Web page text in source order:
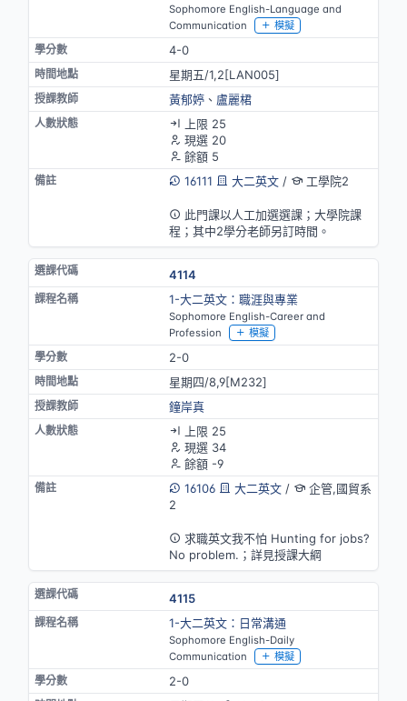
Sophomore English-Language and
Communication
模擬
4-0
星期五/1,2[LAN005]
黃郁婷、 盧麗桾
上限 25
現選 20
餘額 5
16111
大二英文/ 工學院2
此門課以人工加選選課；大學院課
程；其中2學分老師另訂時間。
4114
1-大二英文：職涯與專業
Sophomore English-Career and
Profession
模擬
2-0
星期四/8,9[M232]
鐘岸真
上限 25
現選 34
餘額 -9
16106
大二英文/
企管,國貿系
2
求職英文我不怕 Hunting for jobs?
No problem.；詳見授課大綱
4115
1-大二英文：日常溝通
Sophomore English-Daily
Communication
模擬
2-0